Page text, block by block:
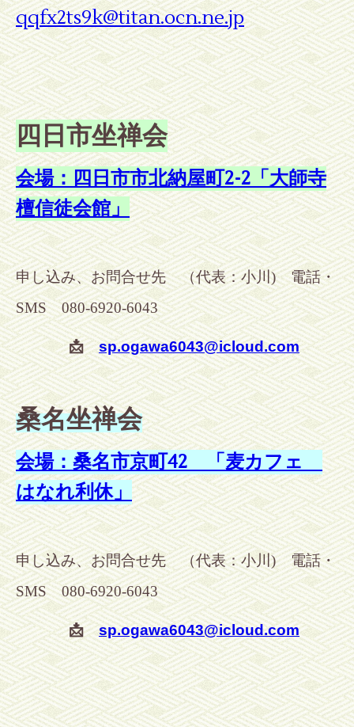
qqfx2ts9k@titan.ocn.ne.jp
四日市坐禅会
会場：四日市市北納屋町2-2「大師寺
檀信徒会館」
申し込み、お問合せ先（代表：小川) 電話・
SMS080-6920-6043
📩 sp.ogawa6043@icloud.com
桑名坐禅会
会場：桑名市京町42 「麦カフェ
はなれ利休」
申し込み、お問合せ先（代表：小川) 電話・
SMS080-6920-6043
📩 sp.ogawa6043@icloud.com